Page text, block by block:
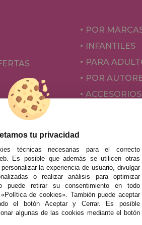
POR
INFANTILES
PARA
POR
ACCESORIOS
JUEGOS DE
ciudad del territorio español:
Real, Córdoba, Cuenca,
tu privacidad
técnicas necesarias para el correcto
Es posible que además se utilicen otras
la experiencia de usuario, divulgar
o realizar análisis para optimizar
puede retirar su consentimiento en todo
de cookies». También puede aceptar
el botón Aceptar y Cerrar. Es posible
algunas de las cookies mediante el botón